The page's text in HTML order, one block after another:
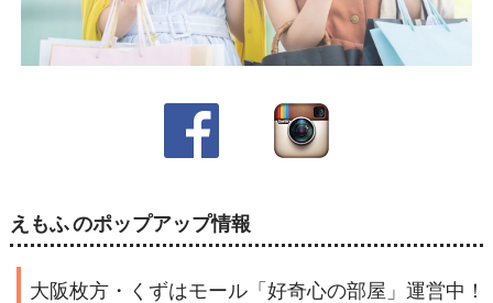
えもふ のポップアップ情報
大阪枚方・くずはモール「好奇心の部屋」運営中！